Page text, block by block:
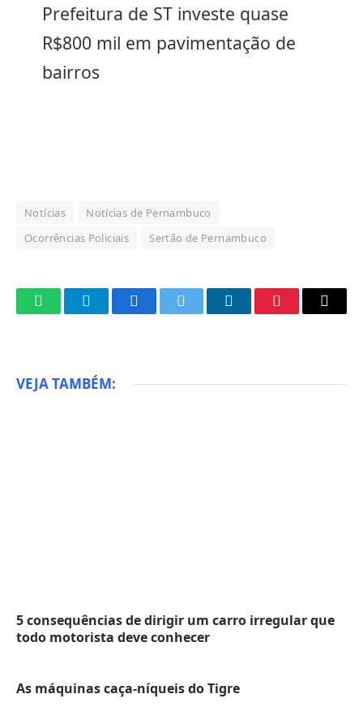
Prefeitura de ST investe quase
R$800 mil em pavimentação de
bairros
Notícias
Notícias de Pernambuco
Ocorrências Policiais
Sertão de Pernambuco
WhatsAppTelegramFacebookTwitter LinkedInPinterestEmail
VEJA TAMBÉM:
5 consequências de dirigir um carro irregular que
todo motorista deve conhecer
As máquinas caça-níqueis do Tigre